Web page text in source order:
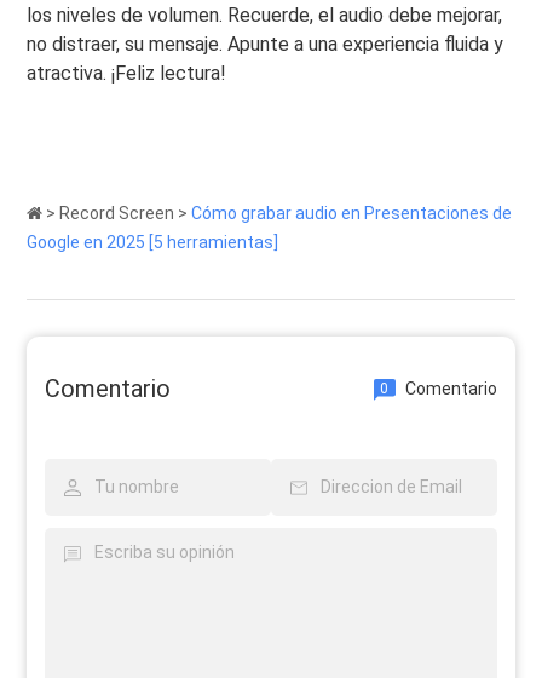
los niveles de volumen. Recuerde, el audio debe mejorar,
no distraer, su mensaje. Apunte a una experiencia fluida y
atractiva. ¡Feliz lectura!
> Record Screen >Cómo grabar audio en Presentaciones de
Google en 2025 [5 herramientas]
Comentario 0 Comentario